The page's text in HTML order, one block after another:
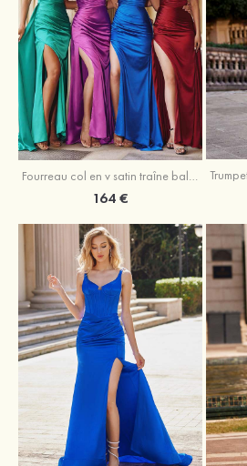
Fourreau col en v satin traîne balayage robe de bal
164 €